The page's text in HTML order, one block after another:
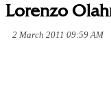
Lorenzo
2 March 2011 09:59 AM